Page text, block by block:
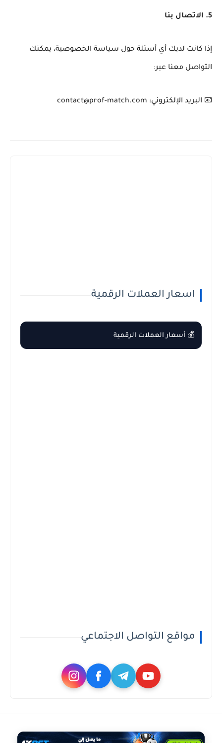
5. الاتصال بنا
إذا كانت لديك أي أسئلة حول سياسة الخصوصية، يمكنك
التواصل معنا عبر:
📧 البريد الإلكتروني: contact@prof-match.com
اسعار العملات الرقمية
💰 أسعار العملات الرقمية
مواقع التواصل الاجتماعي